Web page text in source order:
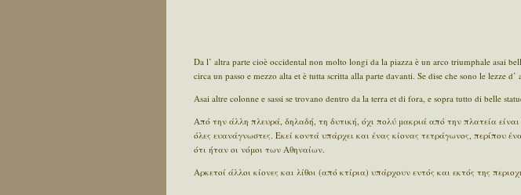
Da l’ altra parte cioè occidental non molto longi da la piazza è un arco triumphale asai
circa un passo e mezzo alta et è tutta scritta alla parte davanti. Se dise che sono le lezze d’
Asai altre colonne e sassi se trovano dentro da la terra et di fora, e sopra tutto di belle
Από την άλλη πλευρά, δηλαδή, τη δυτική, όχι πολύ μακριά από την πλατεία
όλες ευανάγνωστες. Εκεί κοντά υπάρχει και ένας κίονας τετράγωνος, περίπου
ότι ήταν οι νόμοι των Αθηναίων.
Αρκετοί άλλοι κίονες και λίθοι (από κτίρια) υπάρχουν εντός και εκτός της